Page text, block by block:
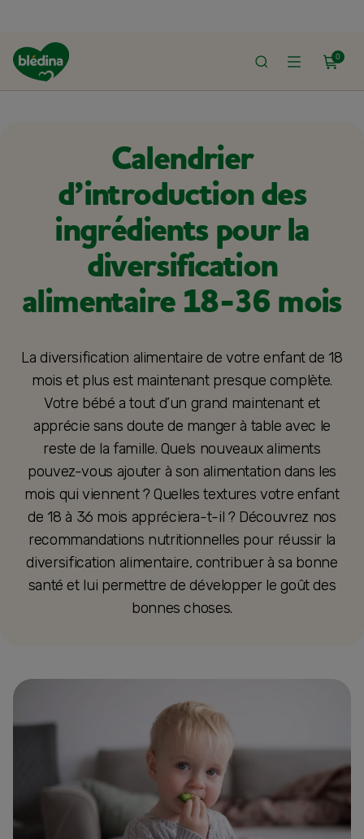
0
ACCUEIL
Calendrier
d’introduction des
ingrédients pour la
diversification
alimentaire 18-36 mois
La diversification alimentaire de votre enfant de 18
mois et plus est maintenant presque complète.
Votre bébé a tout d’un grand maintenant et
apprécie sans doute de manger à table avec le
reste de la famille. Quels nouveaux aliments
pouvez-vous ajouter à son alimentation dans les
mois qui viennent ? Quelles textures votre enfant
de 18 à 36 mois appréciera-t-il ? Découvrez nos
recommandations nutritionnelles pour réussir la
diversification alimentaire, contribuer à sa bonne
santé et lui permettre de développer le goût des
bonnes choses.